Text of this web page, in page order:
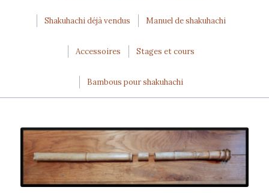
Shakuhachi déjà vendus Manuel de shakuhachi
Accessoires Stages et cours
Bambous pour shakuhachi